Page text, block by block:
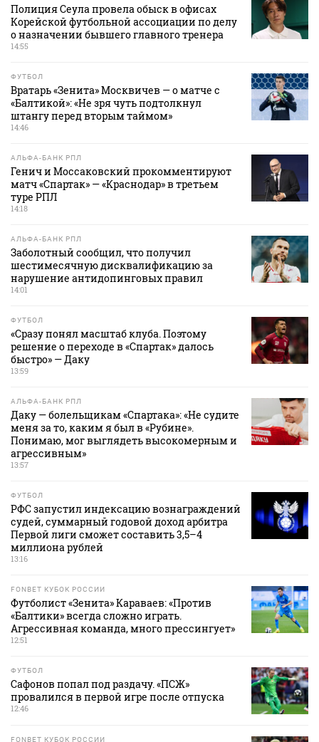
Полиция Сеула провела обыск в офисах
Корейской футбольной ассоциации по делу
о назначении бывшего главного тренера
14:55
ФУТБОЛ
Вратарь «Зенита» Москвичев — о матче с
«Балтикой»: «Не зря чуть подтолкнул
штангу перед вторым таймом»
14:46
АЛЬФА-БАНК РПЛ
Генич и Моссаковский прокомментируют
матч «Спартак» — «Краснодар» в третьем
туре РПЛ
14:18
АЛЬФА-БАНК РПЛ
Заболотный сообщил, что получил
шестимесячную дисквалификацию за
нарушение антидопинговых правил
14:01
ФУТБОЛ
«Сразу понял масштаб клуба. Поэтому
решение о переходе в «Спартак» далось
быстро» — Даку
13:59
АЛЬФА-БАНК РПЛ
Даку — болельщикам «Спартака»: «Не судите
меня за то, каким я был в «Рубине».
Понимаю, мог выглядеть высокомерным и
агрессивным»
13:57
ФУТБОЛ
РФС запустил индексацию вознаграждений
судей, суммарный годовой доход арбитра
Первой лиги сможет составить 3,5–4
миллиона рублей
13:16
FONBET КУБОК РОССИИ
Футболист «Зенита» Караваев: «Против
«Балтики» всегда сложно играть.
Агрессивная команда, много прессингует»
12:51
ФУТБОЛ
Сафонов попал под раздачу. «ПСЖ»
провалился в первой игре после отпуска
12:46
FONBET КУБОК РОССИИ